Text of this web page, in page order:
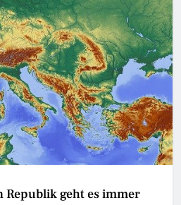
Republik geht es immer